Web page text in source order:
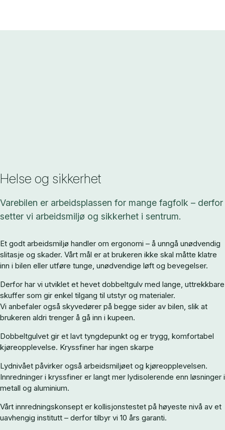
Helse og sikkerhet
Varebilen er arbeidsplassen for mange fagfolk – derfor
setter vi arbeidsmiljø og sikkerhet i sentrum.
Et godt arbeidsmiljø handler om ergonomi – å unngå unødvendig
slitasje og skader. Vårt mål er at brukeren ikke skal måtte klatre
inn i bilen eller utføre tunge, unødvendige løft og bevegelser.
Derfor har vi utviklet et hevet dobbeltgulv med lange, uttrekkbare
skuffer som gir enkel tilgang til utstyr og materialer.
Vi anbefaler også skyvedører på begge sider av bilen, slik at
brukeren aldri trenger å gå inn i kupeen.
Dobbeltgulvet gir et lavt tyngdepunkt og er trygg, komfortabel
kjøreopplevelse. Kryssfiner har ingen skarpe
Lydnivået påvirker også arbeidsmiljøet og kjøreopplevelsen.
Innredninger i kryssfiner er langt mer lydisolerende enn løsninger i
metall og aluminium.
Vårt innredningskonsept er kollisjonstestet på høyeste nivå av et
uavhengig institutt – derfor tilbyr vi 10 års garanti.